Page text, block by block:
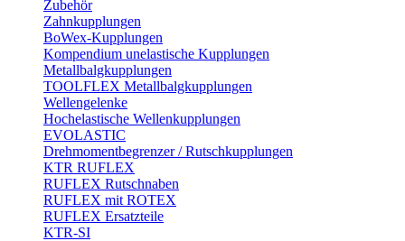
Zubehör
Zahnkupplungen
BoWex-Kupplungen
Kompendium unelastische Kupplungen
Metallbalgkupplungen
TOOLFLEX Metallbalgkupplungen
Wellengelenke
Hochelastische Wellenkupplungen
EVOLASTIC
Drehmomentbegrenzer / Rutschkupplungen
KTR RUFLEX
RUFLEX Rutschnaben
RUFLEX mit ROTEX
RUFLEX Ersatzteile
KTR-SI